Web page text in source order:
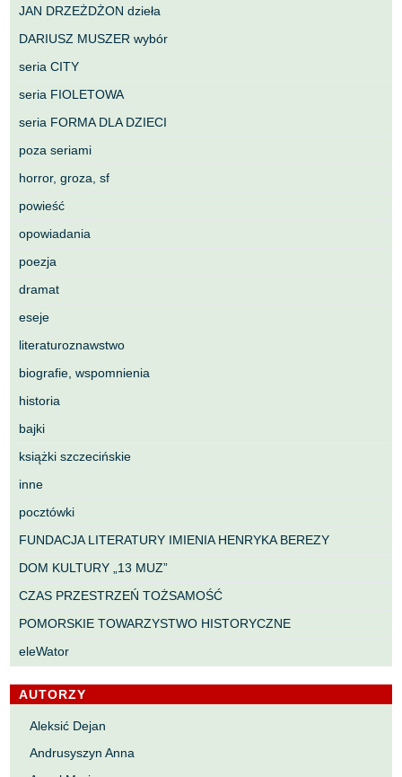
JAN DRZEŻDŻON dzieła
DARIUSZ MUSZER wybór
seria CITY
seria FIOLETOWA
seria FORMA DLA DZIECI
poza seriami
horror, groza, sf
powieść
opowiadania
poezja
dramat
eseje
literaturoznawstwo
biografie, wspomnienia
historia
bajki
książki szczecińskie
inne
pocztówki
FUNDACJA LITERATURY IMIENIA HENRYKA BEREZY
DOM KULTURY „13 MUZ”
CZAS PRZESTRZEŃ TOŻSAMOŚĆ
POMORSKIE TOWARZYSTWO HISTORYCZNE
eleWator
AUTORZY
Aleksić Dejan
Andrusyszyn Anna